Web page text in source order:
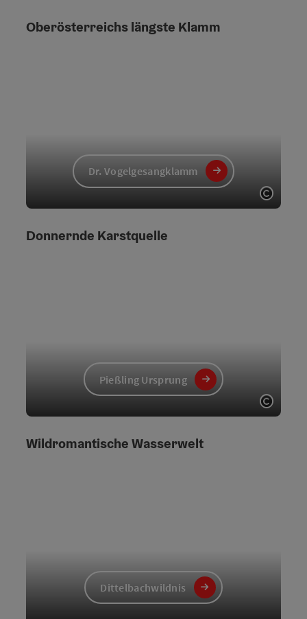
Oberösterreichs längste Klamm
Dr. Vogelgesangklamm
Donnernde Karstquelle
Pießling Ursprung
Wildromantische Wasserwelt
Dittelbachwildnis